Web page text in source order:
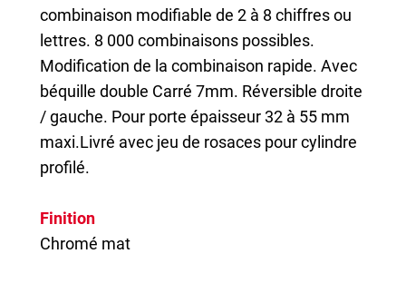
combinaison modifiable de 2 à 8 chiffres ou
lettres. 8 000 combinaisons possibles.
Modification de la combinaison rapide. Avec
béquille double Carré 7mm. Réversible droite
/ gauche. Pour porte épaisseur 32 à 55 mm
maxi.Livré avec jeu de rosaces pour cylindre
profilé.
Finition
Chromé mat